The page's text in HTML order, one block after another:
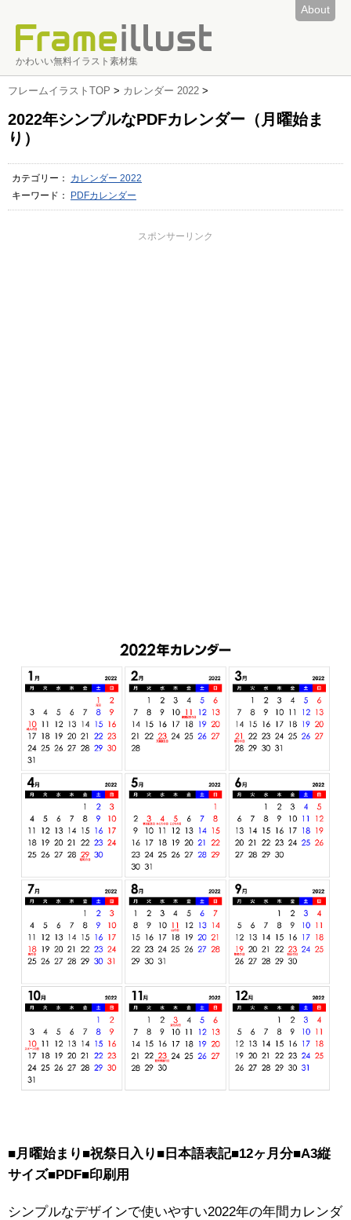
About
かわいい無料イラスト素材集
フレームイラストTOP > カレンダー 2022 >
2022年シンプルなPDFカレンダー（月曜始ま
り）
カテゴリー： カレンダー 2022
キーワード：
PDFカレンダー
スポンサーリンク
■月曜始まり■祝祭日入り■日本語表記■12ヶ月分■A3縦
サイズ■PDF■印刷用
シンプルなデザインで使いやすい2022年の年間カレンダ